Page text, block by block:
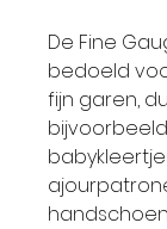
De Fine
bedoeld
fijn garen,